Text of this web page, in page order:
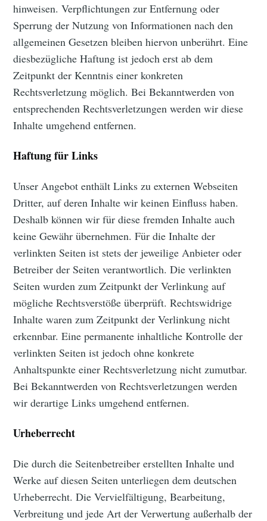
hinweisen. Verpflichtungen zur Entfernung oder
Sperrung der Nutzung von Informationen nach den
allgemeinen Gesetzen bleiben hiervon unberührt. Eine
diesbezügliche Haftung ist jedoch erst ab dem
Zeitpunkt der Kenntnis einer konkreten
Rechtsverletzung möglich. Bei Bekanntwerden von
entsprechenden Rechtsverletzungen werden wir diese
Inhalte umgehend entfernen.
Haftung für Links
Unser Angebot enthält Links zu externen Webseiten
Dritter, auf deren Inhalte wir keinen Einfluss haben.
Deshalb können wir für diese fremden Inhalte auch
keine Gewähr übernehmen. Für die Inhalte der
verlinkten Seiten ist stets der jeweilige Anbieter oder
Betreiber der Seiten verantwortlich. Die verlinkten
Seiten wurden zum Zeitpunkt der Verlinkung auf
mögliche Rechtsverstöße überprüft. Rechtswidrige
Inhalte waren zum Zeitpunkt der Verlinkung nicht
erkennbar. Eine permanente inhaltliche Kontrolle der
verlinkten Seiten ist jedoch ohne konkrete
Anhaltspunkte einer Rechtsverletzung nicht zumutbar.
Bei Bekanntwerden von Rechtsverletzungen werden
wir derartige Links umgehend entfernen.
Urheberrecht
Die durch die Seitenbetreiber erstellten Inhalte und
Werke auf diesen Seiten unterliegen dem deutschen
Urheberrecht. Die Vervielfältigung, Bearbeitung,
Verbreitung und jede Art der Verwertung außerhalb der